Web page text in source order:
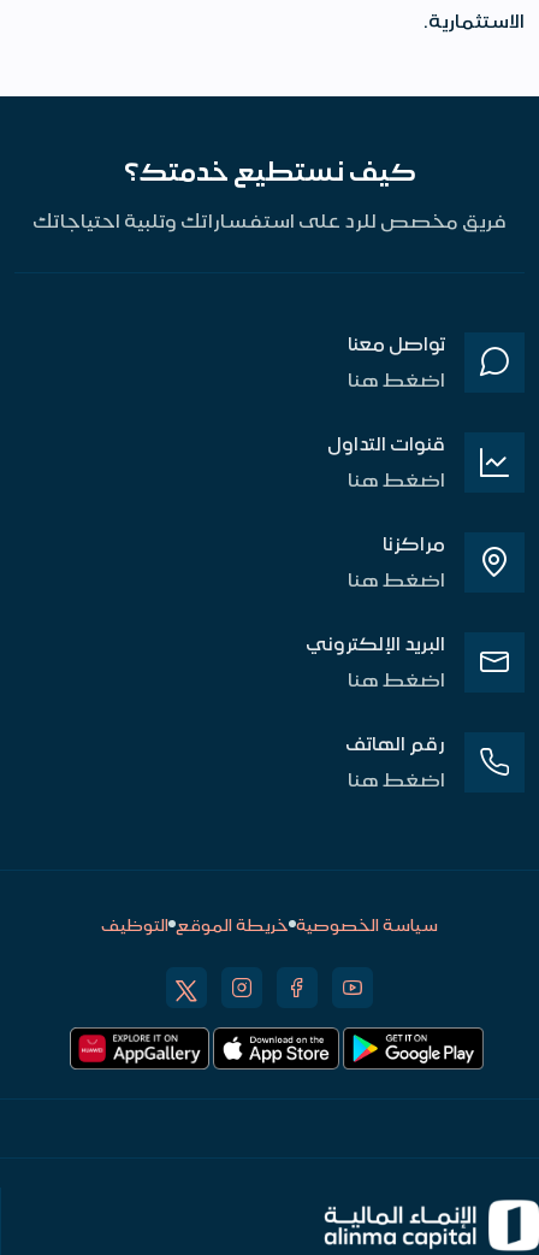
الاستثمارية.
كيف نستطيع خدمتك؟
فريق مخصص للرد على استفساراتك وتلبية احتياجاتك
تواصل معنا
اضغط هنا
قنوات التداول
اضغط هنا
مراكزنا
اضغط هنا
البريد الإلكتروني
اضغط هنا
رقم الهاتف
اضغط هنا
سياسة الخصوصية خريطة الموقع التوظيف